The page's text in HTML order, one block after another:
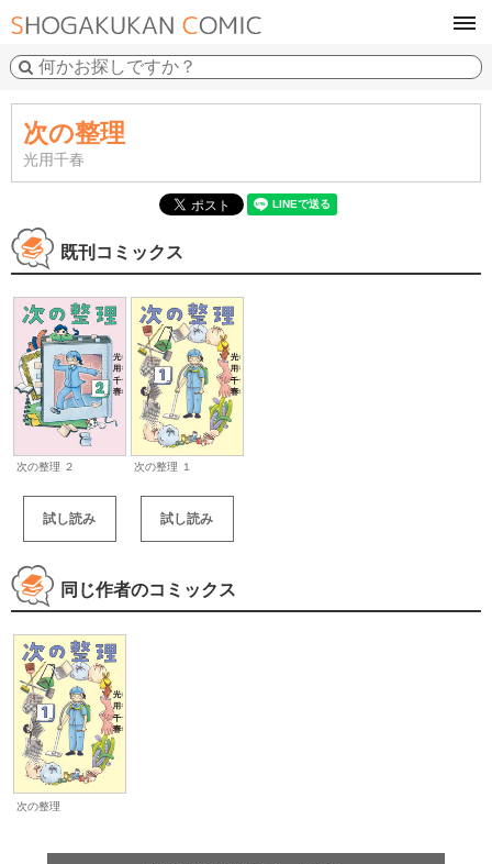
次の整理
光用千春
既刊コミックス
次の整理 ２
試し読み
次の整理 １
試し読み
同じ作者のコミックス
次の整理